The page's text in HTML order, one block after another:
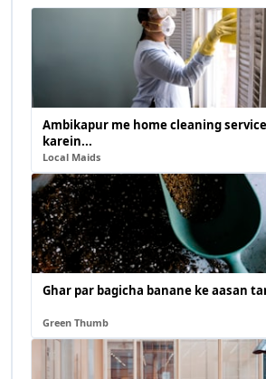
Ambikapur me home cleaning
karein...
Local Maids
Ghar par bagicha banane ke aasan
Green Thumb